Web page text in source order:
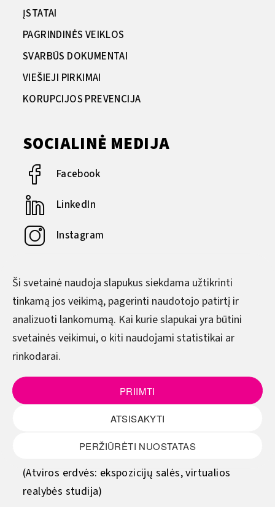
Ši svetainė naudoja slapukus siekdama užtikrinti
tinkamą jos veikimą, pagerinti naudotojo patirtį ir
analizuoti lankomumą. Kai kurie slapukai yra būtini
svetainės veikimui, o kiti naudojami statistikai ar
rinkodarai.
PRIIMTI
ATSISAKYTI
PERŽIŪRĖTI NUOSTATAS
ĮSTATAI
PAGRINDINĖS VEIKLOS
SVARBŪS DOKUMENTAI
VIEŠIEJI PIRKIMAI
KORUPCIJOS PREVENCIJA
SOCIALINĖ MEDIJA
Facebook
LinkedIn
Instagram
DARBO LAIKAS
Pirmadienis–Ketvirtadienis
8.00–17.00
8.00–15.45
Šeštadienis - sekmadienis
(Atviros erdvės: ekspozicijų salės, virtualios
realybės studija)